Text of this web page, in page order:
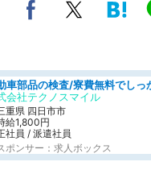
会社テクノスマイル
重県 四日市市
給1,800円
社員 / 派遣社員
ポンサー：求人ボックス